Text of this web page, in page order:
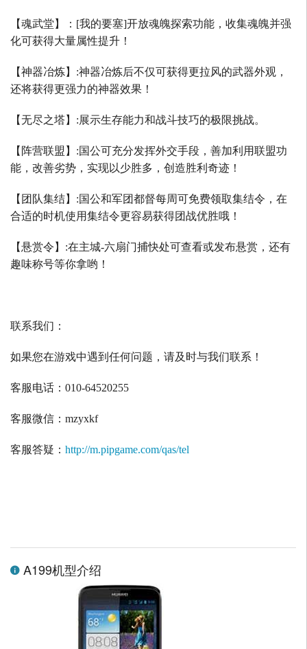
【魂武堂】： [我的要塞]开放魂魄探索功能，收集魂魄并强
化可获得大量属性提升！
【神器冶炼】 :神器冶炼后不仅可获得更拉风的武器外观，
还将获得更强力的神器效果！
【无尽之塔】 :展示生存能力和战斗技巧的极限挑战。
【阵营联盟】 :国公可充分发挥外交手段，善加利用联盟功
能，改善劣势，实现以少胜多，创造胜利奇迹！
【团队集结】 :国公和军团都督每周可免费领取集结令，在
合适的时机使用集结令更容易获得团战优胜哦！
【悬赏令】 :在主城-六扇门捕快处可查看或发布悬赏，还有
趣味称号等你拿哟！
联系我们：
如果您在游戏中遇到任何问题，请及时与我们联系！
客服电话： 010-64520255
客服微信： mzyxkf
客服答疑： http://m.pipgame.com/qas/tel
A199机型介绍